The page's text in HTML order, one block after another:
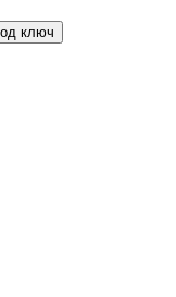
ключ